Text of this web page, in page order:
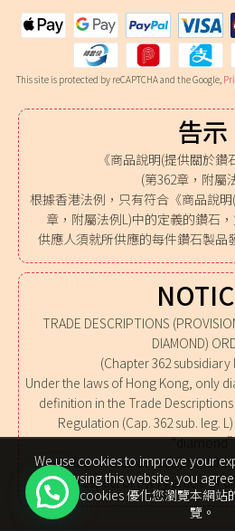
This site is protected by reCAPTCHA and the Google,
告示
《商品說明(提供關於鑽
(第362章，附屬
根據香港法例，只有符合《商品說
章，附屬法例L)中的定義的鑽石
供應人須就所供應的每件鑽石製品
TRADE DESCRIPTIONS
DIAMOND)
(Chapter 362 subsidiary
Under the laws of Hong Kong, only
definition in the Trade
Regulation (Cap. 362 sub. leg.
A detailed invoice or receipt shall
respect of every article of
We use cookies to improve your
By browsing this website, you
們使用 cookies 優化您瀏覽本網站
覽。